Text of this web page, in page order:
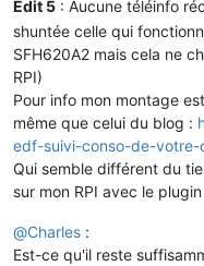
Edit 5 : Aucune téléinfo
shuntée celle qui
SFH620A2 mais cela ne
RPI)
Pour info mon montage
même que celui du blog :
edf-suivi-conso-de-
Qui semble différent du
sur mon RPI avec le
@Charles :
Est-ce qu'il reste